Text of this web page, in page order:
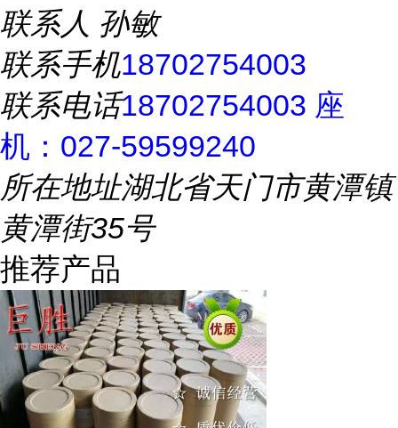
联系人 孙敏
联系手机18702754003
联系电话18702754003 座
机：027-59599240
所在地址湖北省天门市黄潭镇
黄潭街35号
推荐产品